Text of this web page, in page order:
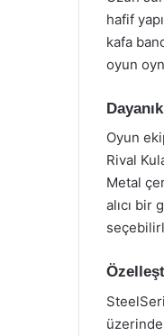
hafif
kafa
oyun
Oyun
Rival
Metal
alıcı bir